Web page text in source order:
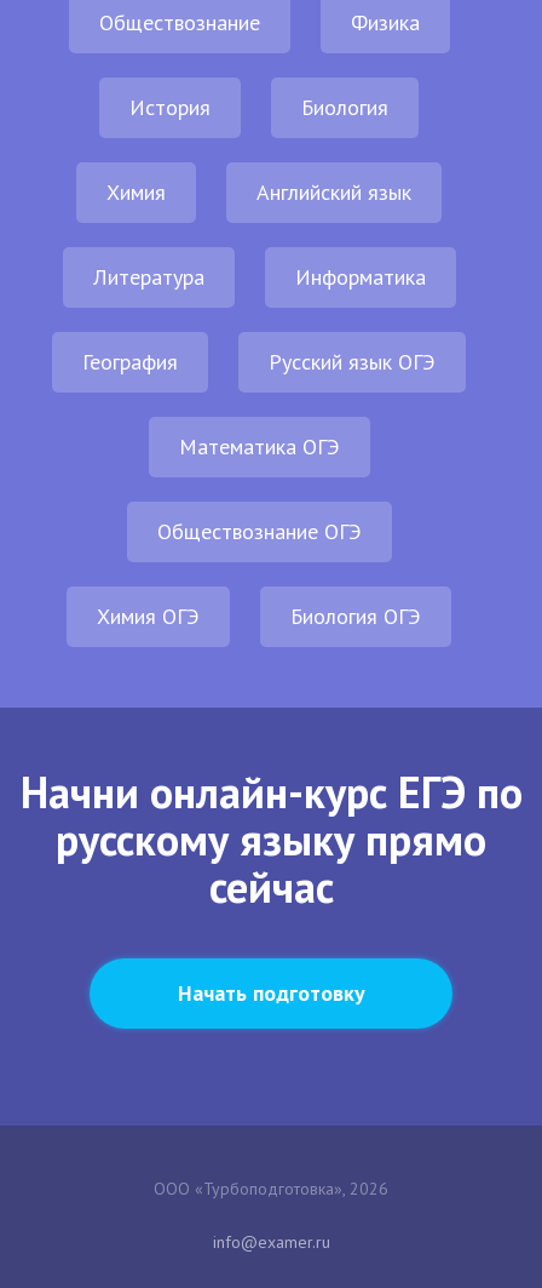
Обществознание Физика
История Биология
Химия Английский язык
Литература Информатика
География Русский язык ОГЭ
Математика ОГЭ
Обществознание ОГЭ
Химия ОГЭ Биология ОГЭ
Начни онлайн-курс ЕГЭ по
русскому языку прямо
сейчас
Начать подготовку
ООО «Турбоподготовка», 2026